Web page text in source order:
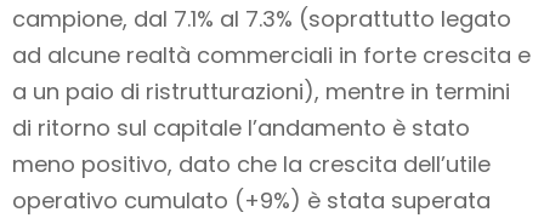
campione, dal 7.1% al 7.3% (soprattutto legato
ad alcune realtà commerciali in forte crescita e
a un paio di ristrutturazioni), mentre in termini
di ritorno sul capitale l’andamento è stato
meno positivo, dato che la crescita dell’utile
operativo cumulato (+9%) è stata superata